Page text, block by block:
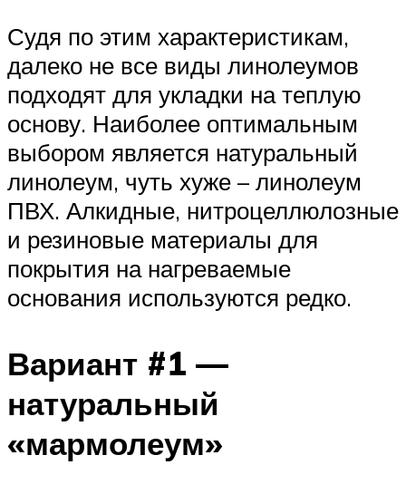
Судя по этим характеристикам,
далеко не все виды линолеумов
подходят для укладки на теплую
основу. Наиболее оптимальным
выбором является натуральный
линолеум, чуть хуже – линолеум
ПВХ. Алкидные, нитроцеллюлозные
и резиновые материалы для
покрытия на нагреваемые
основания используются редко.
Вариант #1 —
натуральный
«мармолеум»